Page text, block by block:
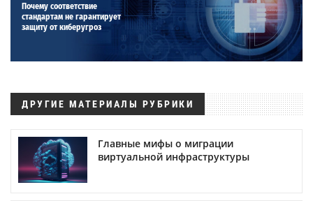
Почему соответствие
стандартам не гарантирует
защиту от киберугроз
ДРУГИЕ МАТЕРИАЛЫ РУБРИКИ
Главные мифы о миграции
виртуальной инфраструктуры